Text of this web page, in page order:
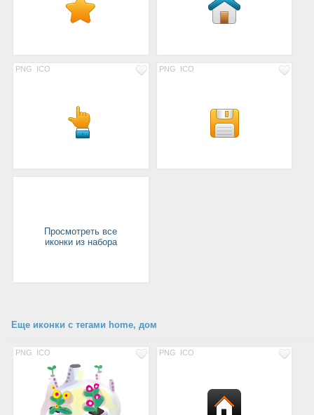
PNG ICO PNG ICO
Просмотреть все
иконки из набора
Еще иконки с тегами home, дом
PNG ICO PNG ICO